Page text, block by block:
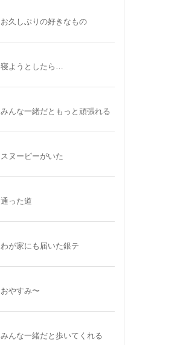
お久しぶりの好きなもの
寝ようとしたら…
みんな一緒だともっと頑張れる
スヌーピーがいた
通った道
わが家にも届いた銀テ
おやすみ〜
みんな一緒だと歩いてくれる